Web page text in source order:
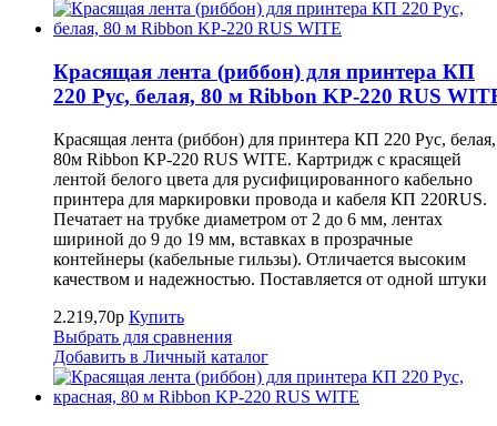
Красящая лента (риббон) для принтера КП
220 Рус, белая, 80 м Ribbon KP-220 RUS
Красящая лента (риббон) для принтера КП 220 Рус, белая,
80м Ribbon KP-220 RUS WITE. Картридж с красящей
лентой белого цвета для русифицированного кабельно
принтера для маркировки провода и кабеля КП 220RUS.
Печатает на трубке диаметром от 2 до 6 мм, лентах
шириной до 9 до 19 мм, вставках в прозрачные
контейнеры (кабельные гильзы). Отличается высоким
качеством и надежностью. Поставляется от одной штуки
2.219,70р Купить
Выбрать для сравнения
Добавить в Личный каталог